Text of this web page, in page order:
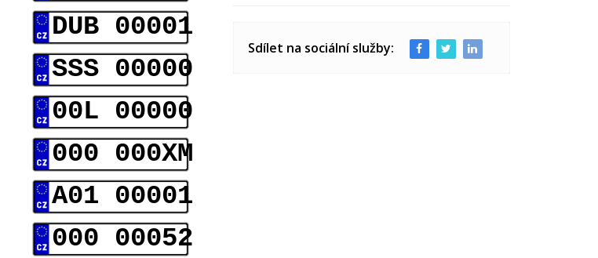
DUB 00001
SSS 00000
00L 00000
000 000XM
A01 00001
000 00052
Sdílet na sociální služby: